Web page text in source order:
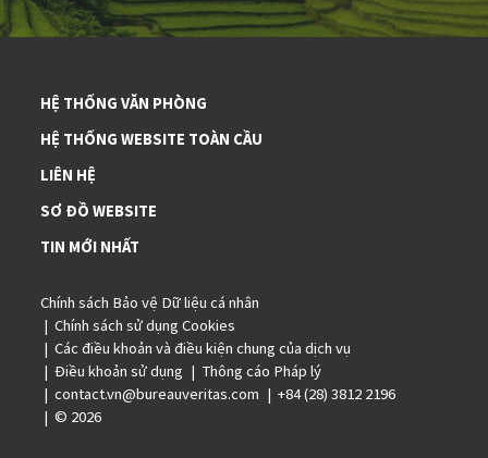
HỆ THỐNG VĂN PHÒNG
HỆ THỐNG WEBSITE TOÀN CẦU
LIÊN HỆ
SƠ ĐỒ WEBSITE
TIN MỚI NHẤT
Chính sách Bảo vệ Dữ liệu cá nhân
Chính sách sử dụng Cookies
Các điều khoản và điều kiện chung của dịch vụ
Điều khoản sử dụng
Thông cáo Pháp lý
contact.vn@bureauveritas.com
+84 (28) 3812 2196
© 2026